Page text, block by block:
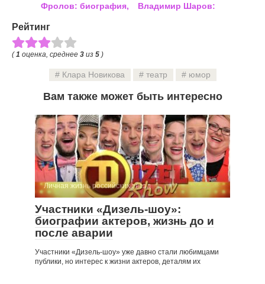
Фролов: биография,
семья, дети
Владимир Шаров:
Рейтинг
(1 оценка, среднее 3 из 5 )
Клара Новикова театр юмор
Вам также может быть интересно
Личная жизнь российских звезд
Участники «Дизель-шоу»:
биографии актеров, жизнь до и
после аварии
Участники «Дизель-шоу» уже давно стали любимцами
публики, но интерес к жизни актеров, деталям их